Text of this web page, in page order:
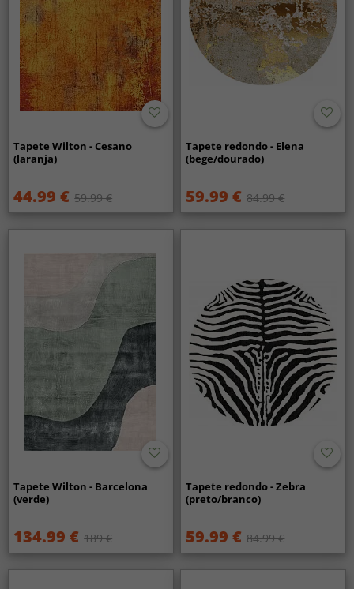
Tapete Wilton - Cesano
(laranja)
44.99 € 59.99 €
Tapete redondo - Elena
(bege/dourado)
59.99 € 84.99 €
Tapete Wilton - Barcelona
(verde)
134.99 € 189 €
Tapete redondo - Zebra
(preto/branco)
59.99 € 84.99 €